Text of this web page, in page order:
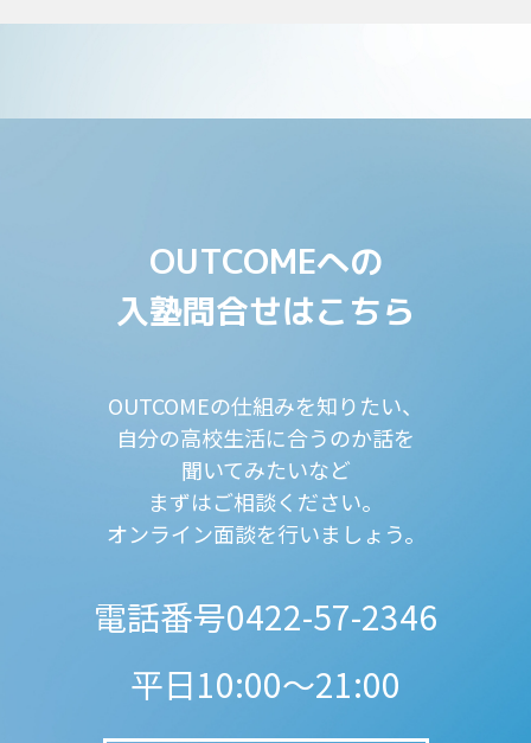
OUTCOMEへの
入塾問合せはこちら
OUTCOMEの仕組みを知りたい、
自分の高校生活に合うのか話を
聞いてみたいなど
まずはご相談ください。
オンライン面談を行いましょう。
電話番号0422-57-2346
平日10:00～21:00